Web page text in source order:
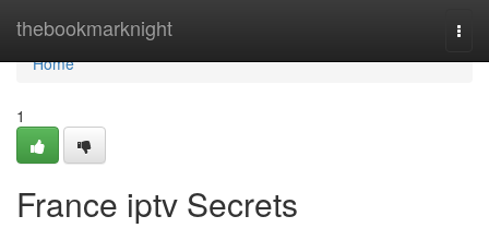
thebookmarknight
Home
Home
1
France iptv Secrets